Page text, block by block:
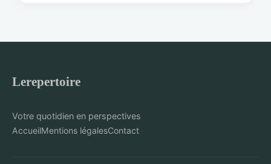
Lerepertoire
Votre quotidien en perspectives
AccueilMentions légalesContact